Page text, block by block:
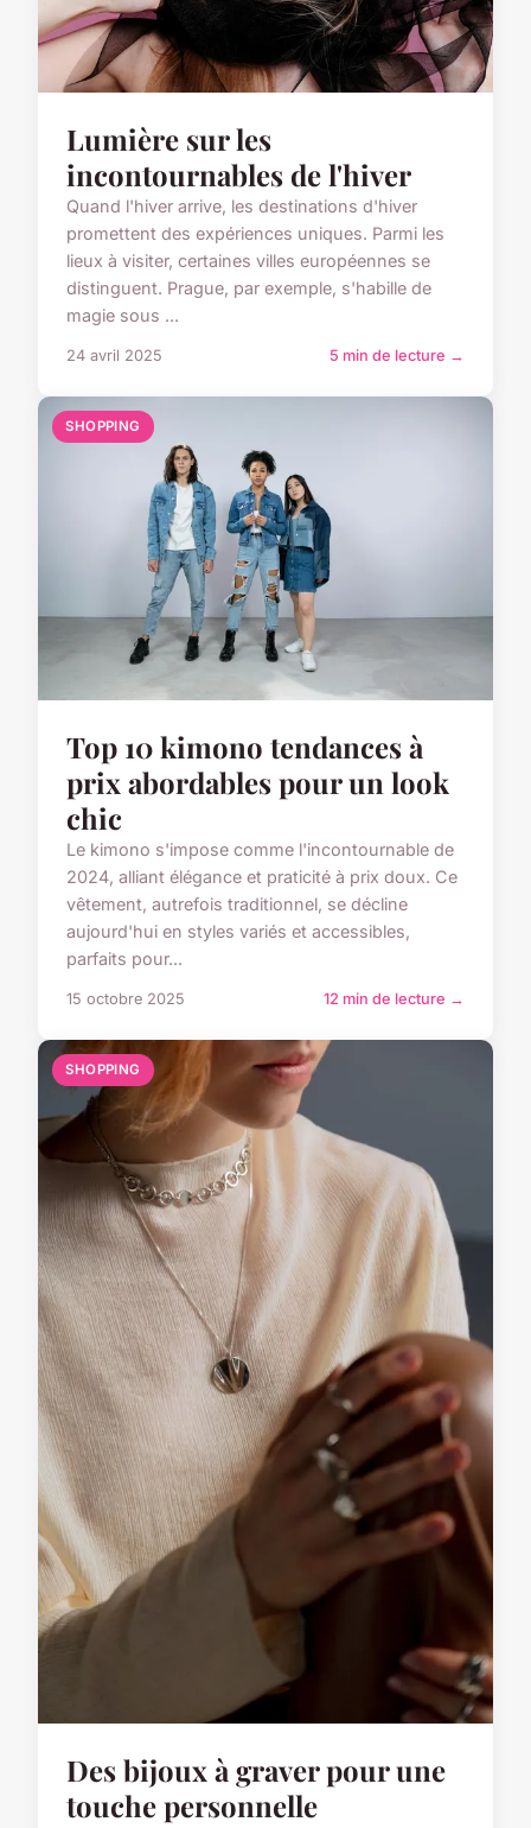
Lumière sur les
incontournables de l'hiver
Quand l'hiver arrive, les destinations d'hiver
promettent des expériences uniques. Parmi les
lieux à visiter, certaines villes européennes se
distinguent. Prague, par exemple, s'habille de
magie sous ...
24 avril 2025 5 min de lecture →
SHOPPING
Top 10 kimono tendances à
prix abordables pour un look
chic
Le kimono s'impose comme l'incontournable de
2024, alliant élégance et praticité à prix doux. Ce
vêtement, autrefois traditionnel, se décline
aujourd'hui en styles variés et accessibles,
parfaits pour...
15 octobre 2025 12 min de lecture →
SHOPPING
Des bijoux à graver pour une
touche personnelle